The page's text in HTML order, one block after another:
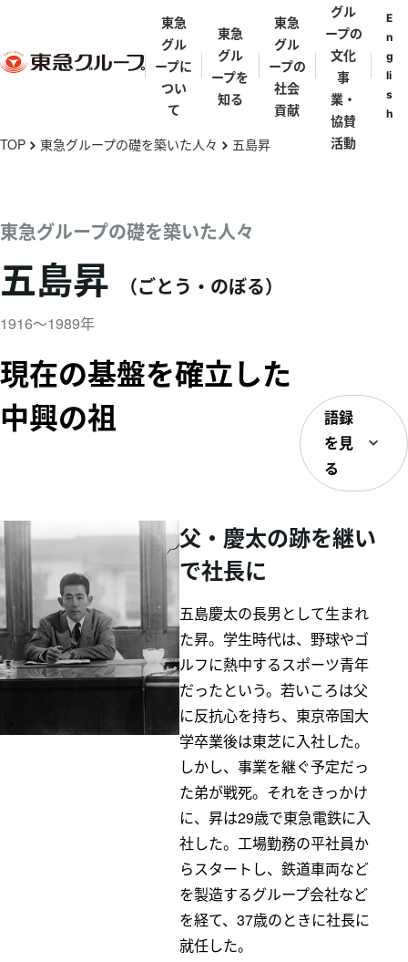
メ
コ
ン
テ
ン
ツ
移
動
東急
グル
ープに
つい
て
プとは
プ理念体系
東急グルー
プの事業
東急グルー
プ会社・団
東急
グル
ープを
知る
プの礎を築
いた人々
渋沢栄一・矢
野恒太・小林
五島慶太
ループ
田園調布
伊豆
東急
グル
ープの
社会
貢献
五島育英会
五島美術館
電車とバスの
博物館
とうきゅうキ
東急ミュージ
東急グループ
環境・社会貢
献賞
グル
ープの
文化
事
業・
協賛
活動
E
n
g
li
s
h
TOP chevron_right 東急グループの礎を築いた人々 chevron_right 五島昇
東急グループの礎を築いた人々
五島昇 （ごとう・のぼる）
1916～1989年
現在の基盤を確立した
中興の祖
語録
を見
る
父・慶太の跡を継い
で社長に
五島慶太の長男として生まれ
た昇。学生時代は、野球やゴ
ルフに熱中するスポーツ青年
だったという。若いころは父
に反抗心を持ち、東京帝国大
学卒業後は東芝に入社した。
しかし、事業を継ぐ予定だっ
た弟が戦死。それをきっかけ
に、昇は29歳で東急電鉄に入
社した。工場勤務の平社員か
らスタートし、鉄道車両など
を製造するグループ会社など
を経て、37歳のときに社長に
就任した。